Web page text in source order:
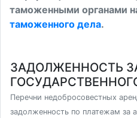
таможенными органами
таможенного дела.
ЗАДОЛЖЕННОСТЬ
Перечни недобросовестных
задолженность по платежам за